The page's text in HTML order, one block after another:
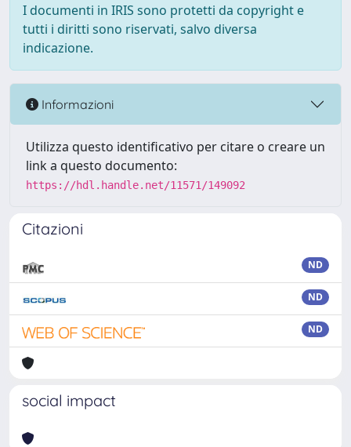
I documenti in IRIS sono protetti da copyright e
tutti i diritti sono riservati, salvo diversa
indicazione.
Informazioni
Utilizza questo identificativo per citare o creare un
link a questo documento:
https://hdl.handle.net/11571/149092
Citazioni
ND
ND
ND
social impact